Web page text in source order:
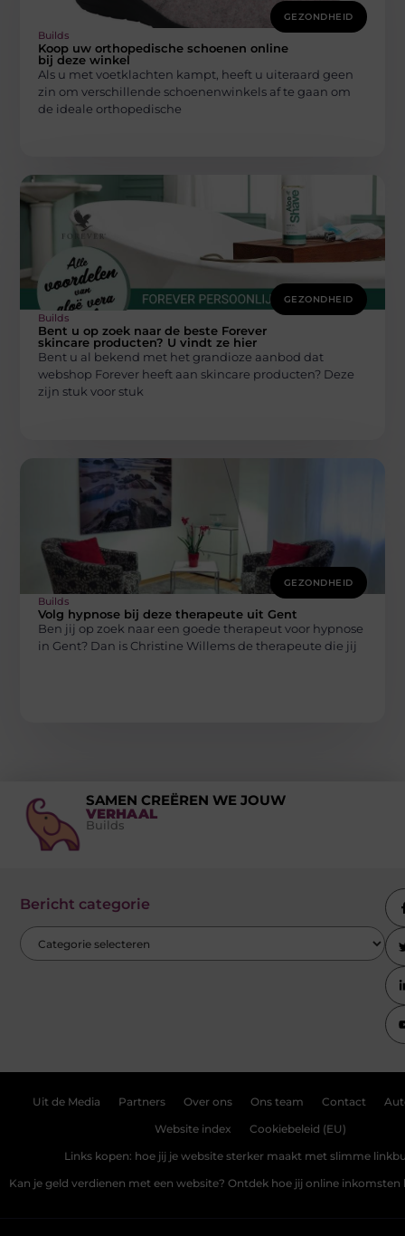
GEZONDHEID
Builds
Koop uw orthopedische schoenen online
bij deze winkel
Als u met voetklachten kampt, heeft u uiteraard geen
zin om verschillende schoenenwinkels af te gaan om
de ideale orthopedische
GEZONDHEID
Builds
Bent u op zoek naar de beste Forever
skincare producten? U vindt ze hier
Bent u al bekend met het grandioze aanbod dat
webshop Forever heeft aan skincare producten? Deze
zijn stuk voor stuk
GEZONDHEID
Builds
Volg hypnose bij deze therapeute uit Gent
Ben jij op zoek naar een goede therapeut voor hypnose
in Gent? Dan is Christine Willems de therapeute die jij
SAMEN CREËREN WE JOUW
VERHAAL
Builds
Bericht categorie
Uit de Media Partners Over ons Ons team Contact
Website index Cookiebeleid (EU)
Links kopen: hoe jij je website sterker maakt met slimme
Kan je geld verdienen met een website? Ontdek hoe jij online